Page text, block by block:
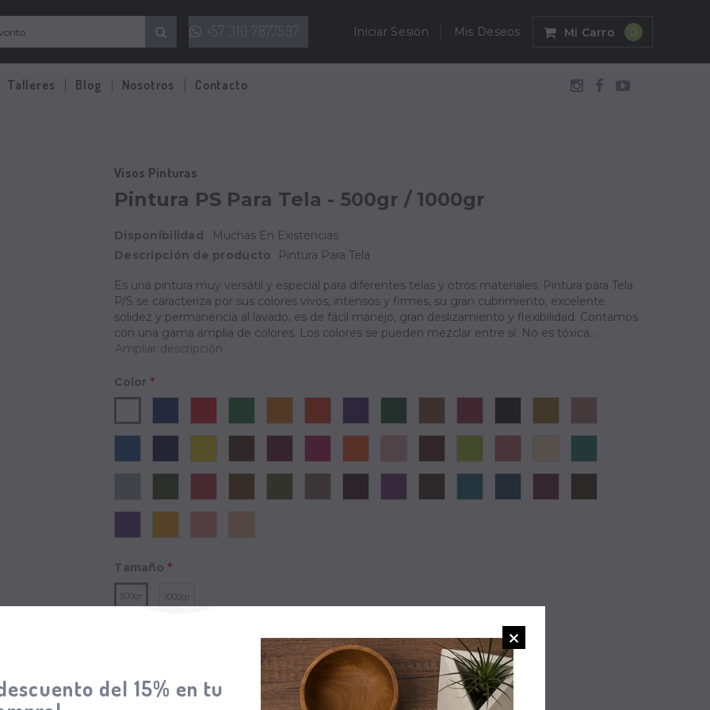
Mi Carro 0
Iniciar Sesión Mis Deseos
+57 310 7877597
Talleres Blog Nosotros Contacto
Visos Pinturas
Pintura PS Para Tela - 500gr / 1000gr
Disponibilidad
Muchas En Existencias
Descripción de producto
Pintura Para Tela
Es una pintura muy versátil y especial para diferentes telas y otros materiales. Pintura para Tela
P/S se caracteriza por sus colores vivos, intensos y firmes, su gran cubrimiento, excelente
solidez y permanencia al lavado, es de fácil manejo, gran deslizamiento y flexibilidad. Contamos
con una gama amplia de colores. Los colores se pueden mezclar entre sí. No es tóxica...
Ampliar descripción
Color *
Tamaño *
500gr 1000gr
del 15% en tu